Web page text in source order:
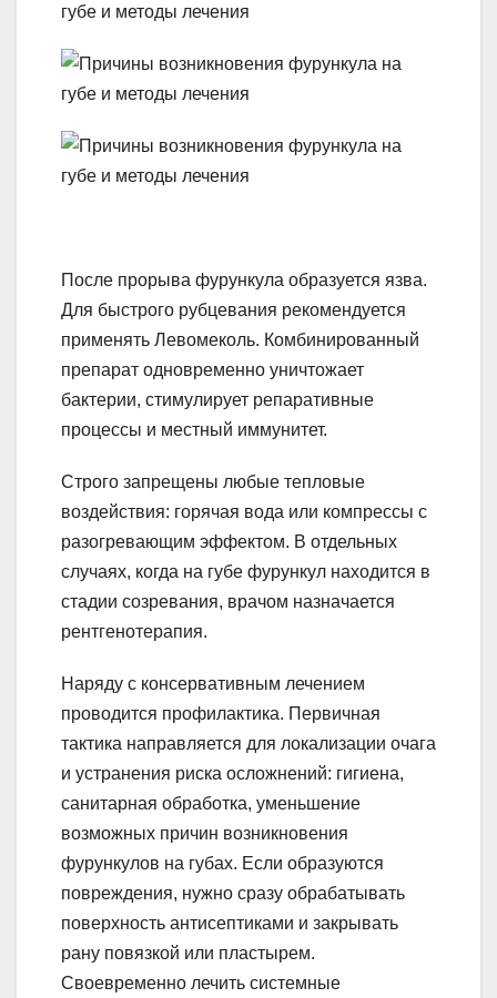
После прорыва фурункула образуется язва.
Для быстрого рубцевания рекомендуется
применять Левомеколь. Комбинированный
препарат одновременно уничтожает
бактерии, стимулирует репаративные
процессы и местный иммунитет.
Строго запрещены любые тепловые
воздействия: горячая вода или компрессы с
разогревающим эффектом. В отдельных
случаях, когда на губе фурункул находится в
стадии созревания, врачом назначается
рентгенотерапия.
Наряду с консервативным лечением
проводится профилактика. Первичная
тактика направляется для локализации очага
и устранения риска осложнений: гигиена,
санитарная обработка, уменьшение
возможных причин возникновения
фурункулов на губах. Если образуются
повреждения, нужно сразу обрабатывать
поверхность антисептиками и закрывать
рану повязкой или пластырем.
Своевременно лечить системные